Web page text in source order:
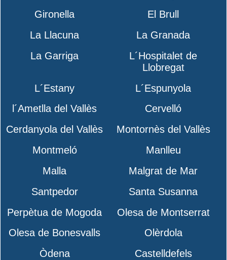
Gironella
El Brull
La Llacuna
La Granada
La Garriga
L´Hospitalet de
Llobregat
L´Estany
L´Espunyola
l´Ametlla del Vallès
Cervelló
Cerdanyola del Vallès
Montornès del Vallès
Montmeló
Manlleu
Malla
Malgrat de Mar
Santpedor
Santa Susanna
Perpètua de Mogoda
Olesa de Montserrat
Olesa de Bonesvalls
Olèrdola
Òdena
Castelldefels